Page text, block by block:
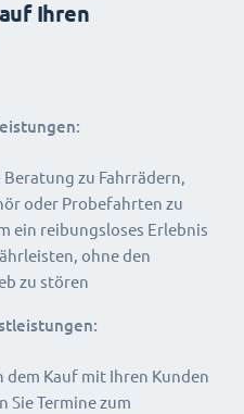
Ihren
Beratung zu Fahrrädern,
oder Probefahrten zu
ein reibungsloses Erlebnis
ohne den
zu stören
dem Kauf mit Ihren Kunden
Sie Termine zum